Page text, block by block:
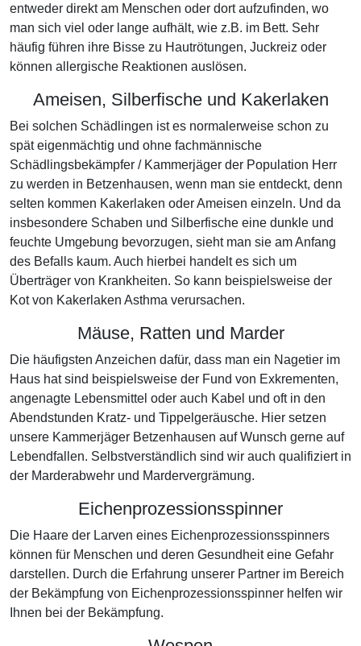
entweder direkt am Menschen oder dort aufzufinden, wo
man sich viel oder lange aufhält, wie z.B. im Bett. Sehr
häufig führen ihre Bisse zu Hautrötungen, Juckreiz oder
können allergische Reaktionen auslösen.
Ameisen, Silberfische und Kakerlaken
Bei solchen Schädlingen ist es normalerweise schon zu
spät eigenmächtig und ohne fachmännische
Schädlingsbekämpfer / Kammerjäger der Population Herr
zu werden in Betzenhausen, wenn man sie entdeckt, denn
selten kommen Kakerlaken oder Ameisen einzeln. Und da
insbesondere Schaben und Silberfische eine dunkle und
feuchte Umgebung bevorzugen, sieht man sie am Anfang
des Befalls kaum. Auch hierbei handelt es sich um
Überträger von Krankheiten. So kann beispielsweise der
Kot von Kakerlaken Asthma verursachen.
Mäuse, Ratten und Marder
Die häufigsten Anzeichen dafür, dass man ein Nagetier im
Haus hat sind beispielsweise der Fund von Exkrementen,
angenagte Lebensmittel oder auch Kabel und oft in den
Abendstunden Kratz- und Tippelgeräusche. Hier setzen
unsere Kammerjäger Betzenhausen auf Wunsch gerne auf
Lebendfallen. Selbstverständlich sind wir auch qualifiziert in
der Marderabwehr und Mardervergrämung.
Eichenprozessionsspinner
Die Haare der Larven eines Eichenprozessionsspinners
können für Menschen und deren Gesundheit eine Gefahr
darstellen. Durch die Erfahrung unserer Partner im Bereich
der Bekämpfung von Eichenprozessionsspinner helfen wir
Ihnen bei der Bekämpfung.